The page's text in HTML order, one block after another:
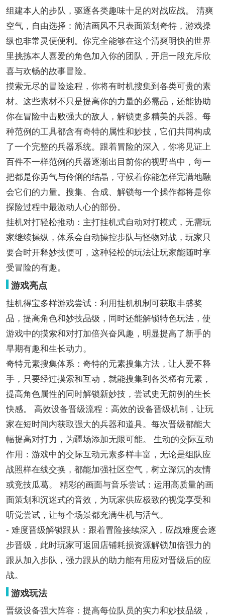
组建本人的步队，驱逐各类趣味十足的对战应战。 清爽
空气，自由选择：简洁画风不只表面策划奇特，游戏操
纵也非常灵便便利。你完全能够在这个清爽明快的世界
里挑拣本人喜爱的角色加入你的团队，开启一段充斥欣
喜与欢畅的故事冒险。
摸索无尽的冒险途程，你将有时机搜集到各类可贵的素
材。这些素材不只是提高你的力量的必需品，还能协助
你在冒险中击败强大的敌人，解锁更多精美的兵器。每
种范例的工具都含有奇特的属性和妙技，它们共同构成
了一个完整的兵器系统。跟着冒险的深入，你将见证上
百件不一样范例的兵器逐渐出目前你的视野当中，每一
把都是你勇气与伶俐的结晶，守候着你能怎样完满地融
会它们的力量。搜集、合成、解锁每一个操作都将是你
探险过程中最激动人心的部份。
挂机对打轻松推动：主打挂机式自动对打模式，无需玩
家继续操纵，体系会自动操控步队与怪物对战，玩家只
要合时开释妙技便可，这种轻松的玩法让玩家能随时享
受冒险的有趣。
游戏亮点
挂机得宝多样游戏尝试：利用挂机机制可获取丰盛奖
品，提高角色和妙技品级，同时还能解锁特色玩法，使
游戏中的摸索和对打加倍兴奋风趣，明显提高了新手的
早期有趣和生长动力。
奇特元素搜集体系：奇特的元素搜集方法，让人爱不释
手，只要经过摸索和互动，就能搜集到各类稀有元素，
提高角色属性的同时解锁新妙技，尝试史无前例的生长
快感。 高效设备晋级流程：高效的设备晋级机制，让玩
家在短时间内获取强大的兵器和道具。每次晋级都能大
幅提高对打力，为疆场添加无限可能。 生动的交际互动
作用：游戏中的交际互动元素多样丰富，无论是组队应
战照样在线交换，都能加强社区空气，树立深沉的友情
或竞技瓜葛。 精彩的画面与音乐尝试：运用高质量的画
面策划和沉迷式的音效，为玩家供应极致的视觉享受和
听觉尝试，让每个场景都充满生机与活气。
- 难度晋级解锁跟从：跟着冒险接续深入，应战难度会逐
步晋级，此时玩家可返回店铺耗损资源解锁加倍强力的
跟从加入步队，强力跟从的助力能有用应对晋级后的应
战。
游戏玩法
晋级设备强大阵容：提高每位队员的实力和妙技品级，